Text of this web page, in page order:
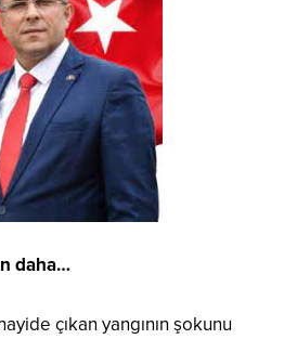
daha…
çıkan yangının şokunu